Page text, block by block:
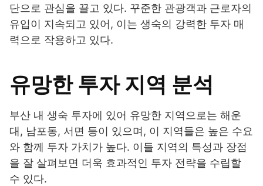
단으로 관심을 끌고 있다. 꾸준한 관광객과 근로자의
유입이 지속되고 있어, 이는 생숙의 강력한 투자 매
력으로 작용하고 있다.
유망한 투자 지역 분석
부산 내 생숙 투자에 있어 유망한 지역으로는 해운
대, 남포동, 서면 등이 있으며, 이 지역들은 높은 수요
와 함께 투자 가치가 높다. 이들 지역의 특성과 장점
을 잘 살펴보면 더욱 효과적인 투자 전략을 수립할
수 있다.